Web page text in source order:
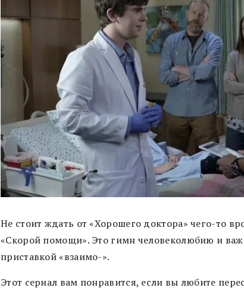
Не стоит ждать от «Хорошего доктора» чего-то
«Скорой помощи». Это гимн человеколюбию и
приставкой «взаимо-».
Этот сериал вам понравится, если вы любите